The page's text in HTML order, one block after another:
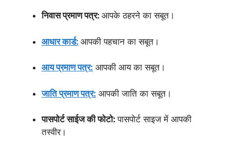
निवास प्रमाण पत्र: आपके ठहरने का सबूत।
आधार कार्ड: आपकी पहचान का सबूत।
आय प्रमाण पत्र: आपकी आय का सबूत।
जाति प्रमाण पत्र: आपकी जाति का सबूत।
पासपोर्ट साईज की फोटो:पासपोर्ट साइज में आपकी
तस्वीर।